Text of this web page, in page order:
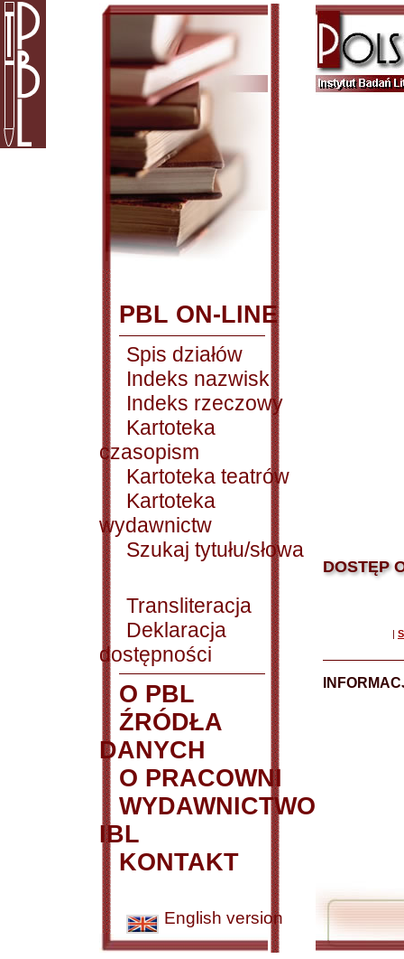
PBL ON-LINE
Spis działów
Indeks nazwisk
Indeks rzeczowy
Kartoteka
czasopism
Kartoteka teatrów
Kartoteka
wydawnictw
Szukaj tytułu/słowa
Transliteracja
Deklaracja
dostępności
O PBL
ŹRÓDŁA
DANYCH
O PRACOWNI
WYDAWNICTWO
IBL
KONTAKT
English version
DOSTĘP
|